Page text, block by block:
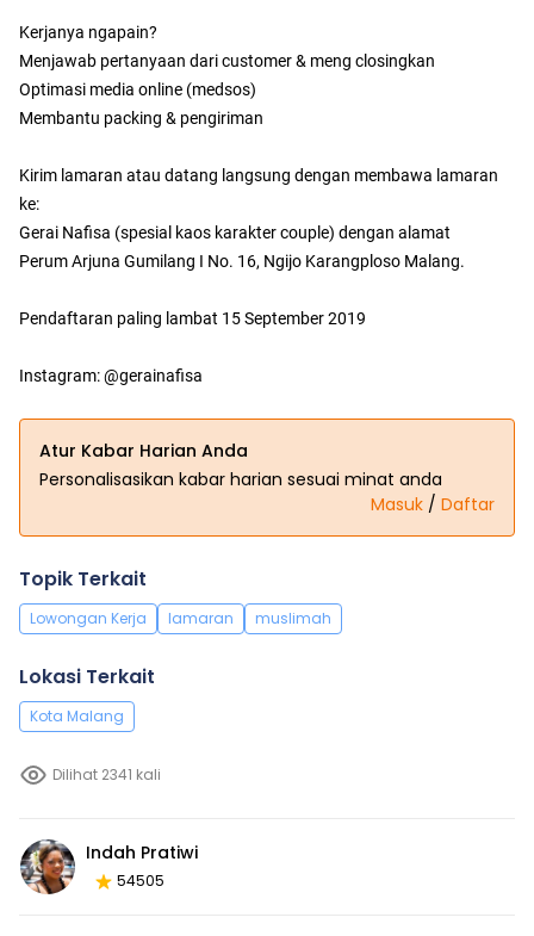
Kerjanya ngapain?
Menjawab pertanyaan dari customer & meng closingkan
Optimasi media online (medsos)
Membantu packing & pengiriman
Kirim lamaran atau datang langsung dengan membawa lamaran
ke:
Gerai Nafisa (spesial kaos karakter couple) dengan alamat
Perum Arjuna Gumilang I No. 16, Ngijo Karangploso Malang.
Pendaftaran paling lambat 15 September 2019
Instagram: @gerainafisa
Atur Kabar Harian Anda
Personalisasikan kabar harian sesuai minat anda
Masuk / Daftar
Topik Terkait
Lowongan Kerja lamaran muslimah
Lokasi Terkait
Kota Malang
Dilihat 2341 kali
Indah Pratiwi
54505